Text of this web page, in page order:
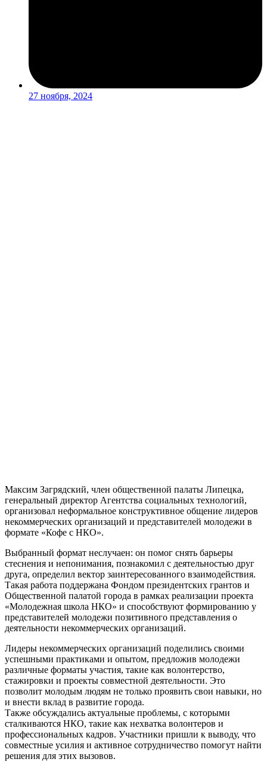
27 ноября, 2024
Максим Загрядский, член общественной палаты Липецка,
генеральный директор Агентства социальных технологий,
организовал неформальное конструктивное общение лидеров
некоммерческих организаций и представителей молодежи в
формате «Кофе с НКО».
Выбранный формат неслучаен: он помог снять барьеры
стеснения и непонимания, познакомил с деятельностью друг
друга, определил вектор заинтересованного взаимодействия.
Такая работа поддержана Фондом президентских грантов и
Общественной палатой города в рамках реализации проекта
«Молодежная школа НКО» и способствуют формированию у
представителей молодежи позитивного представления о
деятельности некоммерческих организаций.
Лидеры некоммерческих организаций поделились своими
успешными практиками и опытом, предложив молодежи
различные форматы участия, такие как волонтерство,
стажировки и проекты совместной деятельности. Это
позволит молодым людям не только проявить свои навыки, но
и внести вклад в развитие города.
Также обсуждались актуальные проблемы, с которыми
сталкиваются НКО, такие как нехватка волонтеров и
профессиональных кадров. Участники пришли к выводу, что
совместные усилия и активное сотрудничество помогут найти
решения для этих вызовов.